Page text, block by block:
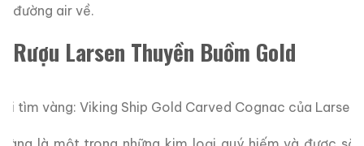
đường air về.
Rượu Larsen Thuyền Buồm Gold
Đi tìm vàng: Viking Ship Gold Carved Cognac của Larsen